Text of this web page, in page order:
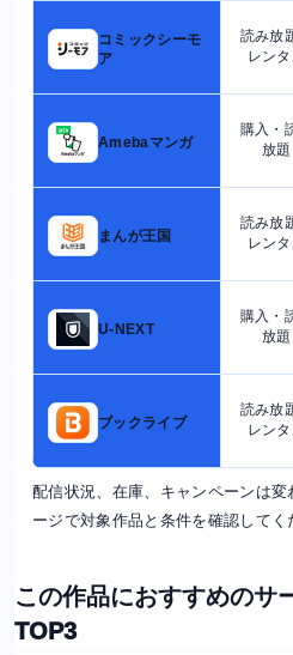
コミックシーモ
ア
読み放
レン
Amebaマンガ
購入・
放題
まんが王国
読み放
レン
U-NEXT
購入・
放題
ブックライブ
読み放
レン
配信状況、在庫、キャンペーンは
ージで対象作品と条件を確認してく
この作品におすすめのサ
TOP3